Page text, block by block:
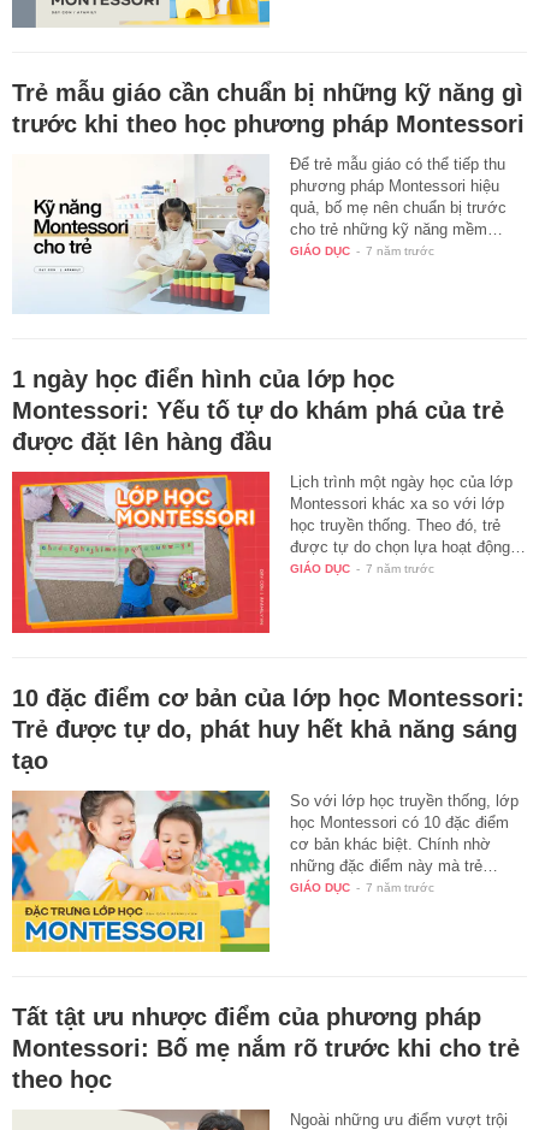
Trẻ mẫu giáo cần chuẩn bị những kỹ năng gì
trước khi theo học phương pháp Montessori
Để trẻ mẫu giáo có thể tiếp thu
phương pháp Montessori hiệu
quả, bố mẹ nên chuẩn bị trước
cho trẻ những kỹ năng mềm…
GIÁO DỤC - 7 năm trước
1 ngày học điển hình của lớp học
Montessori: Yếu tố tự do khám phá của trẻ
được đặt lên hàng đầu
Lịch trình một ngày học của lớp
Montessori khác xa so với lớp
học truyền thống. Theo đó, trẻ
được tự do chọn lựa hoạt động…
GIÁO DỤC - 7 năm trước
10 đặc điểm cơ bản của lớp học Montessori:
Trẻ được tự do, phát huy hết khả năng sáng
tạo
So với lớp học truyền thống, lớp
học Montessori có 10 đặc điểm
cơ bản khác biệt. Chính nhờ
những đặc điểm này mà trẻ…
GIÁO DỤC - 7 năm trước
Tất tật ưu nhược điểm của phương pháp
Montessori: Bố mẹ nắm rõ trước khi cho trẻ
theo học
Ngoài những ưu điểm vượt trội